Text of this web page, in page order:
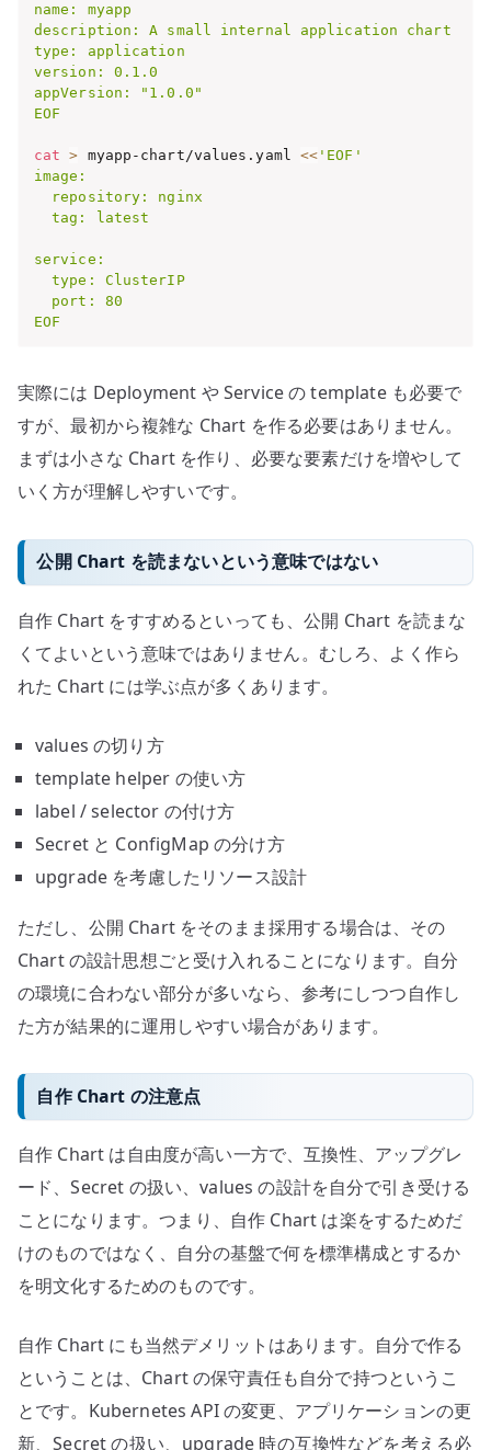
name: myapp
description: A small internal application chart
type: application
version: 0.1.0
appVersion: "1.0.0"
EOF
cat > myapp-chart/values.yaml << 'EOF'
image:
  repository: nginx
  tag: latest
service:
  type: ClusterIP
  port: 80
EOF
実際には Deployment や Service の template も必要で
すが、最初から複雑な Chart を作る必要はありません。
まずは小さな Chart を作り、必要な要素だけを増やして
いく方が理解しやすいです。
公開 Chart を読まないという意味ではない
自作 Chart をすすめるといっても、公開 Chart を読まな
くてよいという意味ではありません。むしろ、よく作ら
れた Chart には学ぶ点が多くあります。
values の切り方
template helper の使い方
label / selector の付け方
Secret と ConfigMap の分け方
upgrade を考慮したリソース設計
ただし、公開 Chart をそのまま採用する場合は、その
Chart の設計思想ごと受け入れることになります。自分
の環境に合わない部分が多いなら、参考にしつつ自作し
た方が結果的に運用しやすい場合があります。
自作 Chart の注意点
自作 Chart は自由度が高い一方で、互換性、アップグレ
ード、Secret の扱い、values の設計を自分で引き受ける
ことになります。つまり、自作 Chart は楽をするためだ
けのものではなく、自分の基盤で何を標準構成とするか
を明文化するためのものです。
自作 Chart にも当然デメリットはあります。自分で作る
ということは、Chart の保守責任も自分で持つというこ
とです。Kubernetes API の変更、アプリケーションの更
新、Secret の扱い、upgrade 時の互換性などを考える必